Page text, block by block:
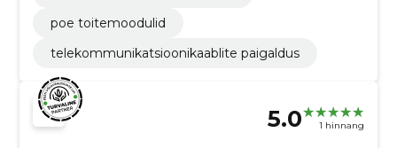
poe toitemoodulid
telekommunikatsioonikaablite paigaldus
5.0 1 hinnang